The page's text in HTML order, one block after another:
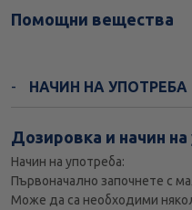
Помощни вещества
НАЧИН НА УПОТРЕБА
Дозировка и начин на
Начин на употреба:
Първоначално започнете с
Може да са необходими